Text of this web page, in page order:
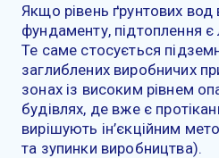
Якщо рівень ґрунтових
фундаменту, підтоплення
Те саме стосується
заглиблених виробничих
зонах із високим рівнем
будівлях, де вже є
вирішують ін’єкційним
та зупинки виробництва).